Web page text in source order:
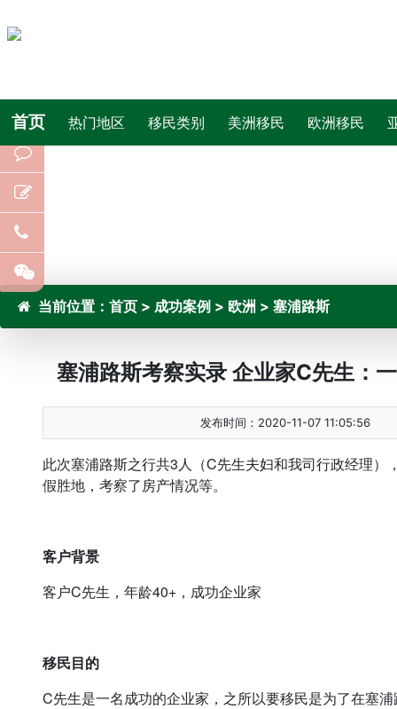
首页 热门地区 移民类别 美洲移民 欧洲移民
当前位置： 首页 > 成功案例 > 欧洲 > 塞浦路斯
塞浦路斯考察实录 企业家C先生：
发布时间：2020-11-07 11:05:56
此次塞浦路斯之行共3人（C先生夫妇和我司行政经理
假胜地，考察了房产情况等。
客户背景
客户C先生，年龄40+，成功企业家
移民目的
C先生是一名成功的企业家，之所以要移民是为了在塞